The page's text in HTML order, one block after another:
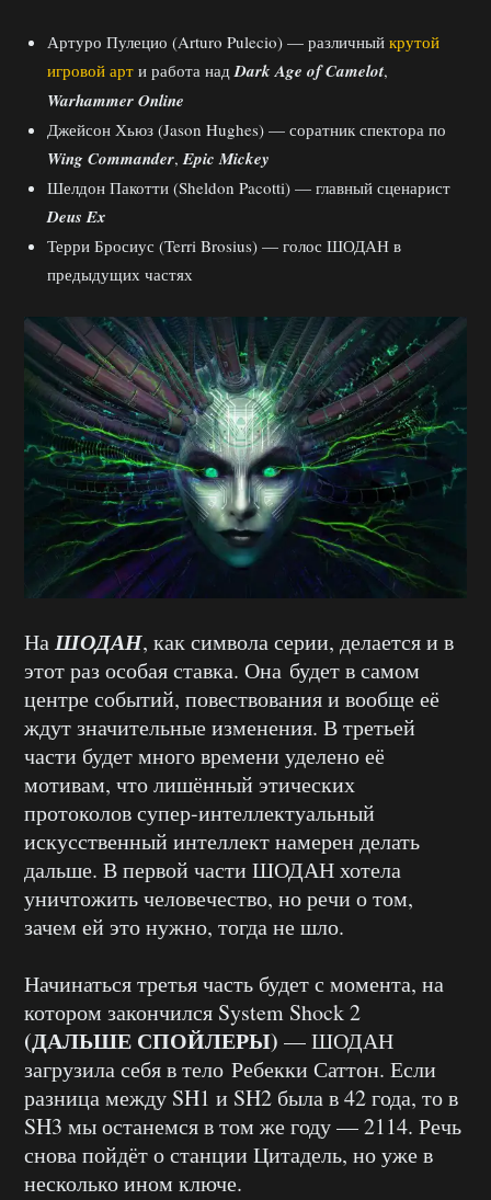
Артуро Пулецио (Arturo Pulecio) — различный крутой
игровой арт и работа над Dark Age of Camelot,
Warhammer Online
Джейсон Хьюз (Jason Hughes) — соратник спектора по
Wing Commander, Epic Mickey
Шелдон Пакотти (Sheldon Pacotti) — главный сценарист
Deus Ex
Терри Бросиус (Terri Brosius) — голос ШОДАН в
предыдущих частях
НаШОДАН, как символа серии, делается и в
этот раз особая ставка. Она будет в самом
центре событий, повествования и вообще её
ждут значительные изменения. В третьей
части будет много времени уделено её
мотивам, что лишённый этических
протоколов супер-интеллектуальный
искусственный интеллект намерен делать
дальше. В первой части ШОДАН хотела
уничтожить человечество, но речи о том,
зачем ей это нужно, тогда не шло.
Начинаться третья часть будет с момента, на
котором закончился System Shock 2
(ДАЛЬШЕ СПОЙЛЕРЫ) — ШОДАН
загрузила себя в тело Ребекки Саттон. Если
разница между SH1 и SH2 была в 42 года, то в
SH3 мы останемся в том же году — 2114. Речь
снова пойдёт о станции Цитадель, но уже в
несколько ином ключе.